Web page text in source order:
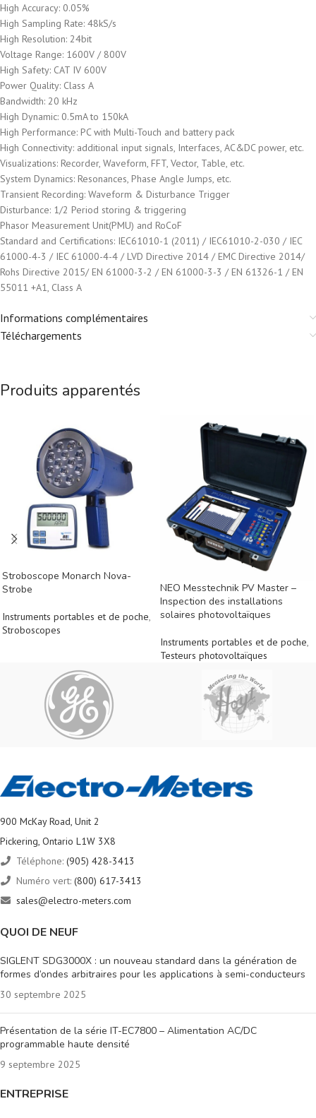
High Accuracy: 0.05%
High Sampling Rate: 48kS/s
High Resolution: 24bit
Voltage Range: 1600V / 800V
High Safety: CAT IV 600V
Power Quality: Class A
Bandwidth: 20 kHz
High Dynamic: 0.5mA to 150kA
High Performance: PC with Multi-Touch and battery pack
High Connectivity: additional input signals, Interfaces, AC&DC power, etc.
Visualizations: Recorder, Waveform, FFT, Vector, Table, etc.
System Dynamics: Resonances, Phase Angle Jumps, etc.
Transient Recording: Waveform & Disturbance Trigger
Disturbance: 1/2 Period storing & triggering
Phasor Measurement Unit(PMU) and RoCoF
Standard and Certifications: IEC61010-1 (2011) / IEC61010-2-030 / IEC
61000-4-3 / IEC 61000-4-4 / LVD Directive 2014 / EMC Directive 2014/
Rohs Directive 2015/ EN 61000-3-2 / EN 61000-3-3 / EN 61326-1 / EN
55011 +A1, Class A
Informations complémentaires
Téléchargements
Produits apparentés
Stroboscope Monarch Nova-
Strobe
Instruments portables et de poche,
Stroboscopes
NEO Messtechnik PV Master –
Inspection des installations
solaires photovoltaïques
Instruments portables et de poche,
Testeurs photovoltaïques
900 McKay Road, Unit 2
Pickering, Ontario L1W 3X8
Téléphone: (905) 428-3413
Numéro vert: (800) 617-3413
sales@electro-meters.com
QUOI DE NEUF
SIGLENT SDG3000X : un nouveau standard dans la génération de
formes d’ondes arbitraires pour les applications à semi-conducteurs
30 septembre 2025
Présentation de la série IT-EC7800 – Alimentation AC/DC
programmable haute densité
9 septembre 2025
ENTREPRISE